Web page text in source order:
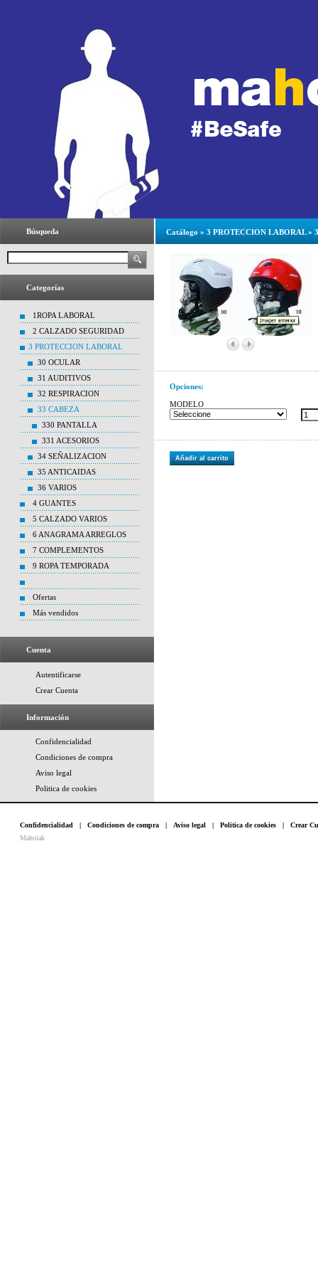
Búsqueda
Categorías
1ROPA LABORAL
2 CALZADO SEGURIDAD
3 PROTECCION LABORAL
30 OCULAR
31 AUDITIVOS
32 RESPIRACION
33 CABEZA
330 PANTALLA
331 ACESORIOS
34 SEÑALIZACION
35 ANTICAIDAS
36 VARIOS
4 GUANTES
5 CALZADO VARIOS
6 ANAGRAMA ARREGLOS
7 COMPLEMENTOS
9 ROPA TEMPORADA
Ofertas
Más vendidos
Cuenta
Autentificarse
Crear Cuenta
Información
Confidencialidad
Condiciones de compra
Aviso legal
Politica de cookies
Catálogo » 3 PROTECCION LABORAL»
Opciones:
MODELO
Añadir al carrito
Confidencialidad | Condiciones de compra | Aviso legal | Politica de cookies | Crear
Mahoiak